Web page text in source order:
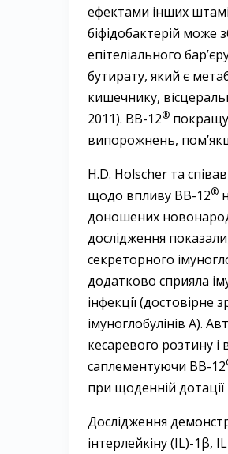
ефектами інших
біфідобактерій може
епітеліального
бутирату, який є
кишечнику,
2011). BB-12®
випорожнень,
H.D. Holscher та
щодо впливу ВВ-12®
доношених
дослідження
секреторного
додатково сприяла
інфекції (достовірне
імуноглобулінів A).
кесаревого розтину
саплементуючи ВВ-12
при щоденній
Дослідження
інтерлейкіну (IL)-1β,